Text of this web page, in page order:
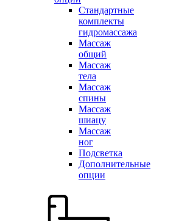
Стандартные
комплекты
гидромассажа
Массаж
общий
Массаж
тела
Массаж
спины
Массаж
шиацу
Массаж
ног
Подсветка
Дополнительные
опции